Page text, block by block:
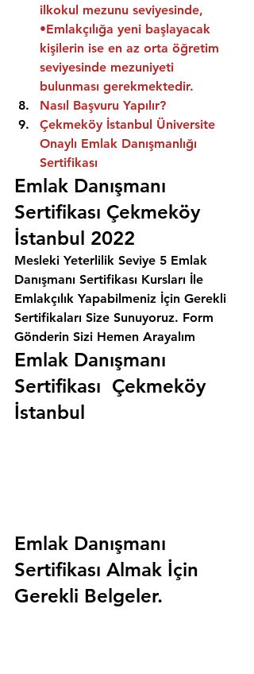
ilkokul mezunu seviyesinde,
•Emlakçılığa yeni başlayacak
kişilerin ise en az orta öğretim
seviyesinde mezuniyeti
bulunması gerekmektedir.
Nasıl Başvuru Yapılır?
Çekmeköy İstanbul Üniversite
Onaylı Emlak Danışmanlığı
Sertifikası
Emlak Danışmanı
Sertifikası Çekmeköy
İstanbul 2022
Mesleki Yeterlilik Seviye 5 Emlak
Danışmanı Sertifikası Kursları İle
Emlakçılık Yapabilmeniz İçin Gerekli
Sertifikaları Size Sunuyoruz. Form
Gönderin Sizi Hemen Arayalım
Emlak Danışmanı
Sertifikası  Çekmeköy
İstanbul
Emlak Danışmanı
Sertifikası Almak İçin
Gerekli Belgeler.